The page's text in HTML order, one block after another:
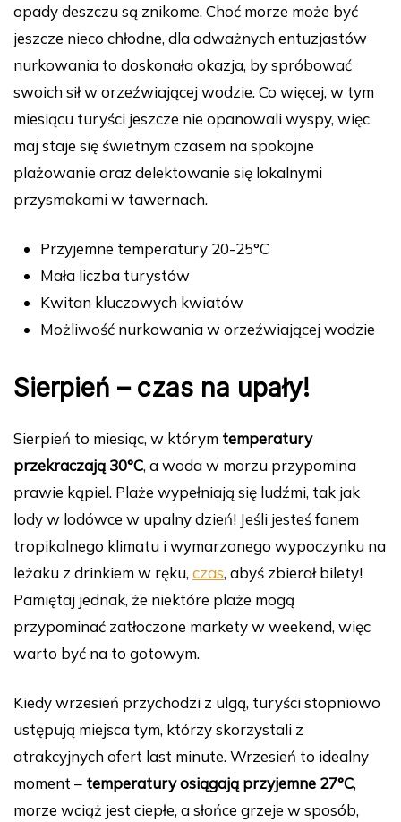
opady deszczu są znikome. Choć morze może być
jeszcze nieco chłodne, dla odważnych entuzjastów
nurkowania to doskonała okazja, by spróbować
swoich sił w orzeźwiającej wodzie. Co więcej, w tym
miesiącu turyści jeszcze nie opanowali wyspy, więc
maj staje się świetnym czasem na spokojne
plażowanie oraz delektowanie się lokalnymi
przysmakami w tawernach.
Przyjemne temperatury 20-25°C
Mała liczba turystów
Kwitan kluczowych kwiatów
Możliwość nurkowania w orzeźwiającej wodzie
Sierpień – czas na upały!
Sierpień to miesiąc, w którym temperatury
przekraczają 30°C, a woda w morzu przypomina
prawie kąpiel. Plaże wypełniają się ludźmi, tak jak
lody w lodówce w upalny dzień! Jeśli jesteś fanem
tropikalnego klimatu i wymarzonego wypoczynku na
leżaku z drinkiem w ręku, czas, abyś zbierał bilety!
Pamiętaj jednak, że niektóre plaże mogą
przypominać zatłoczone markety w weekend, więc
warto być na to gotowym.
Kiedy wrzesień przychodzi z ulgą, turyści stopniowo
ustępują miejsca tym, którzy skorzystali z
atrakcyjnych ofert last minute. Wrzesień to idealny
moment – temperatury osiągają przyjemne 27°C,
morze wciąż jest ciepłe, a słońce grzeje w sposób,